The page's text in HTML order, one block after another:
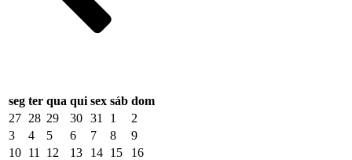
seg ter qua qui sex sáb dom
27 28 29 30 31 1
2
3
4 5 6 7 8
9
10 11 12 13 14 15
16